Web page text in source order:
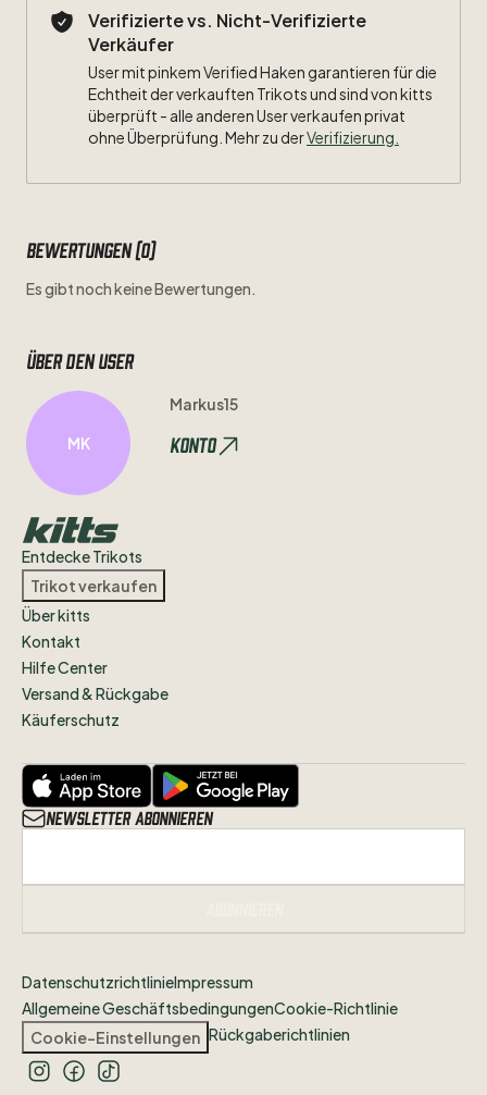
Verifizierte vs. Nicht-Verifizierte
Verkäufer
User mit pinkem Verified Haken garantieren für die
Echtheit der verkauften Trikots und sind von kitts
überprüft - alle anderen User verkaufen privat
ohne Überprüfung. Mehr zu derVerifizierung.
Bewertungen (0)
Es gibt noch keine Bewertungen.
Über den user
MK
Markus15
Konto
Entdecke Trikots
Trikot verkaufen
Über kitts
Kontakt
Hilfe Center
Versand & Rückgabe
Käuferschutz
Newsletter abonnieren
DatenschutzrichtlinieImpressum
Allgemeine GeschäftsbedingungenCookie-Richtlinie
Cookie-Einstellungen Rückgaberichtlinien